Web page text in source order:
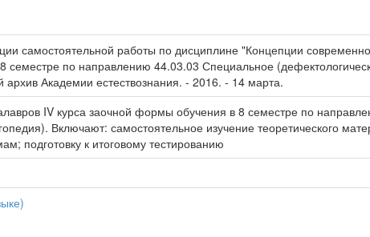
самостоятельной работы по дисциплине "Концепции
семестре по направлению 44.03.03 Специальное
Академии естествознания. - 2016. - 14 марта.
IV курса заочной формы обучения в 8 семестре по
Включают: самостоятельное изучение теоретического
подготовку к итоговому тестированию